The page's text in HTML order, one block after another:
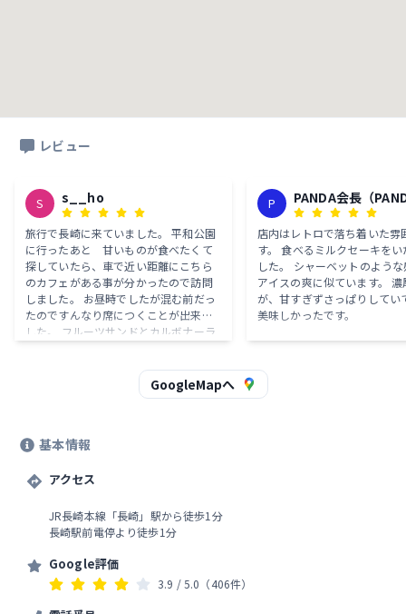
レビュー
S s__ho
旅行で長崎に来ていました。 平和公園
に行ったあと 甘いものが食べたくて
探していたら、車で近い距離にこちら
のカフェがある事が分かったので訪問
しました。 お昼時でしたが混む前だっ
たのですんなり席につくことが出来ま
した。 フルーツサンドとカルボナーラ
も生クリームとは違った味で初めて食
べた味でした。季節ごとにフルーツが
ちろんカルボナーラも本当に美味しか
です！
P
PANDA会長（
長）
店内はレトロで落ち着いた雰
す。 食べるミルクセーキを
した。 シャーベットのよう
アイスの爽に似ています。 濃
が、甘すぎずさっぱりしてい
美味しかったです。
GoogleMapへ
基本情報
アクセス
JR長崎本線「長崎」駅から徒歩1分
長崎駅前電停より徒歩1分
Google評価
3.9 / 5.0 （406件）